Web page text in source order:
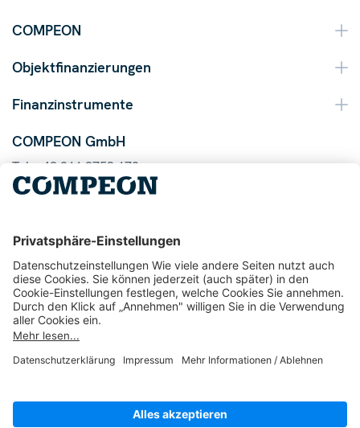
COMPEON
Objektfinanzierungen
Finanzinstrumente
COMPEON GmbH
Tel. +49 211 9753 170
Mail info@compeon.de
© 2026 COMPEON GmbH